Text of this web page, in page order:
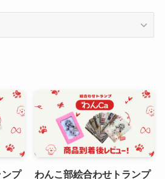
プ
わんこ部絵合わせトランプ